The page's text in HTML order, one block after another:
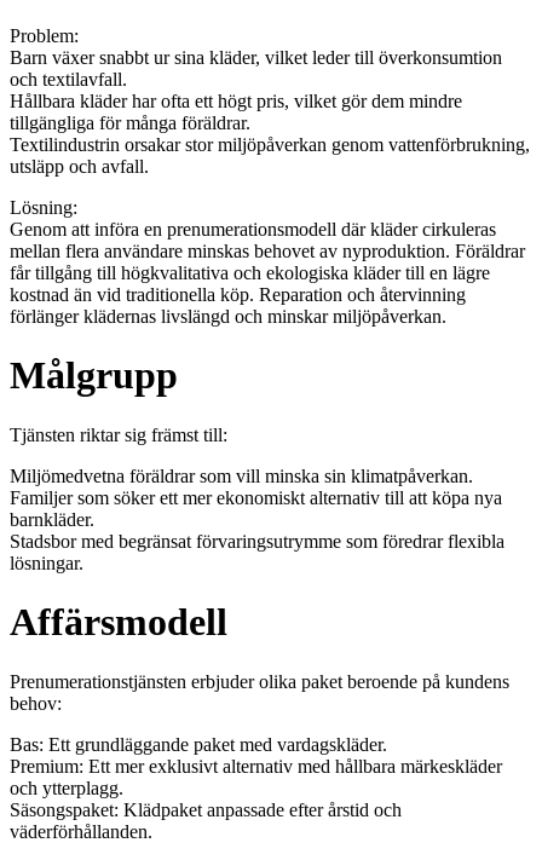
Problem:
Barn växer snabbt ur sina kläder, vilket leder till överkonsumtion
och textilavfall.
Hållbara kläder har ofta ett högt pris, vilket gör dem mindre
tillgängliga för många föräldrar.
Textilindustrin orsakar stor miljöpåverkan genom vattenförbrukning,
utsläpp och avfall.
Lösning:
Genom att införa en prenumerationsmodell där kläder cirkuleras
mellan flera användare minskas behovet av nyproduktion. Föräldrar
får tillgång till högkvalitativa och ekologiska kläder till en lägre
kostnad än vid traditionella köp. Reparation och återvinning
förlänger klädernas livslängd och minskar miljöpåverkan.
Målgrupp
Tjänsten riktar sig främst till:
Miljömedvetna föräldrar som vill minska sin klimatpåverkan.
Familjer som söker ett mer ekonomiskt alternativ till att köpa nya
barnkläder.
Stadsbor med begränsat förvaringsutrymme som föredrar flexibla
lösningar.
Affärsmodell
Prenumerationstjänsten erbjuder olika paket beroende på kundens
behov:
Bas: Ett grundläggande paket med vardagskläder.
Premium: Ett mer exklusivt alternativ med hållbara märkeskläder
och ytterplagg.
Säsongspaket: Klädpaket anpassade efter årstid och
väderförhållanden.